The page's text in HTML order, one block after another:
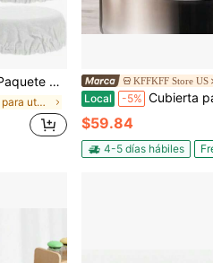
para Tarros Mason de 3-4 Pulgadas, Tela de Fermentación Reutilizable Blanca (Blanco)
en Tapas para utensilios de cocina
KFFKFF Store US
Local -5% Cubierta para máquina de algodón de azúcar, cúpula acrílica transparente con protección contra burbujas,
$59.84
4-5 días hábiles